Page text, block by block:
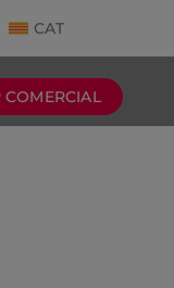
CAT
COMERCIAL